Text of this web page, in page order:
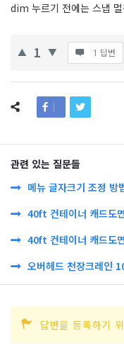
dim 누르기 전에는 스냅
1 1 답변
관련 있는 질문들
메뉴 글자크기 조정 방
40ft 컨테이너 캐드도
40ft 컨테이너 캐드도
오버헤드 천장크레인
답변을 등록하기